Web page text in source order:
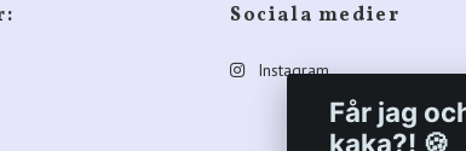
Sociala medier
Instagram
Får jag
kaka?! 🍪